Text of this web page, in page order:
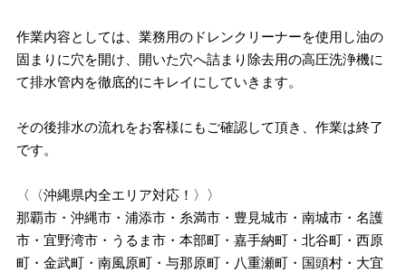
作業内容としては、業務用のドレンクリーナーを使用し油の
固まりに穴を開け、開いた穴へ詰まり除去用の高圧洗浄機に
て排水管内を徹底的にキレイにしていきます。
その後排水の流れをお客様にもご確認して頂き、作業は終了
です。
〈〈沖縄県内全エリア対応！〉〉
那覇市・沖縄市・浦添市・糸満市・豊見城市・南城市・名護
市・宜野湾市・うるま市・本部町・嘉手納町・北谷町・西原
町・金武町・南風原町・与那原町・八重瀬町・国頭村・大宜